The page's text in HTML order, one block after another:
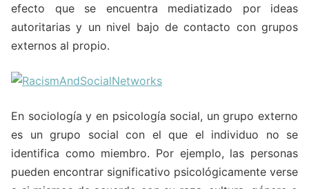
efecto que se encuentra mediatizado por ideas
autoritarias y un nivel bajo de contacto con grupos
externos al propio.
En sociología y en psicología social, un grupo externo
es un grupo social con el que el individuo no se
identifica como miembro. Por ejemplo, las personas
pueden encontrar significativo psicológicamente verse